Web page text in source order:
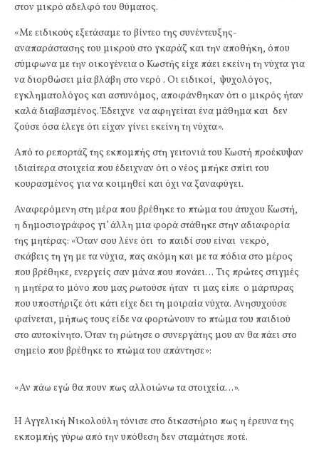
στον μικρό αδελφό του θύματος.
«Με ειδικούς εξετάσαμε το βίντεο της συνέντευξης-
αναπαράστασης του μικρού στο γκαράζ και την αποθήκη, όπου
σύμφωνα με την οικογένεια ο Κωστής είχε πάει εκείνη τη νύχτα για
να διορθώσει μία βλάβη στο νερό . Οι ειδικοί, ψυχολόγος,
εγκληματολόγος και αστυνόμος, αποφάνθηκαν ότι ο μικρός ήταν
καλά διαβασμένος. Έδειχνε να αφηγείται ένα μάθημα και δεν
ζούσε όσα έλεγε ότι είχαν γίνει εκείνη τη νύχτα».
Από το ρεπορτάζ της εκπομπής στη γειτονιά του Κωστή προέκυψαν
ιδιαίτερα στοιχεία που έδειχναν ότι ο νέος μπήκε σπίτι του
κουρασμένος για να κοιμηθεί και όχι να ξαναφύγει.
Αναφερόμενη στη μέρα που βρέθηκε το πτώμα του άτυχου Κωστή,
η δημοσιογράφος γι’ άλλη μια φορά στάθηκε στην αδιαφορία
της μητέρας: «Όταν σου λένε ότι το παιδί σου είναι νεκρό,
σκάβεις τη γη με τα νύχια, πας ακόμη και με τα πόδια στο μέρος
που βρέθηκε, ενεργείς σαν μάνα που πονάει… Τις πρώτες στιγμές
η μητέρα το μόνο που μας ρωτούσε ήταν τι μας είπε ο μάρτυρας
που υποστήριζε ότι κάτι είχε δει τη μοιραία νύχτα. Ανησυχούσε
φαίνεται, μήπως τους είδε να φορτώνουν το πτώμα του παιδιού
στο αυτοκίνητο. Όταν τη ρώτησε ο συνεργάτης μου αν θα πάει στο
σημείο που βρέθηκε το πτώμα του απάντησε»:
«Αν πάω εγώ θα πουν πως αλλοιώνω τα στοιχεία…».
Η Αγγελική Νικολούλη τόνισε στο δικαστήριο πως η έρευνα της
εκπομπής γύρω από την υπόθεση δεν σταμάτησε ποτέ.